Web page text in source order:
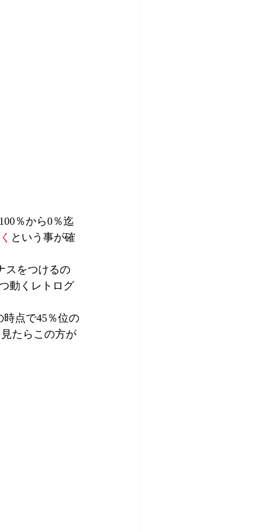
％から0％迄
という事が確
スをつけるの
動くレトログ
点で45％位の
たらこの方が